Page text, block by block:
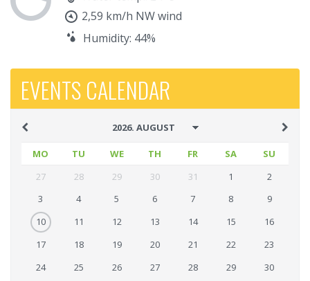
2,59 km/h NW wind
Humidity: 44%
EVENTS CALENDAR
MO TU WE TH FR SA
SU
27
28 29 30 31 1
2
3
4 5 6 7 8
9
10
11 12 13 14 15
16
17
18 19 20 21 22
23
24
25 26 27 28 29
30